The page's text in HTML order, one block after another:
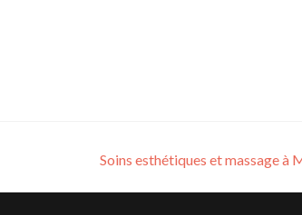
Soins esthétiques et massage à